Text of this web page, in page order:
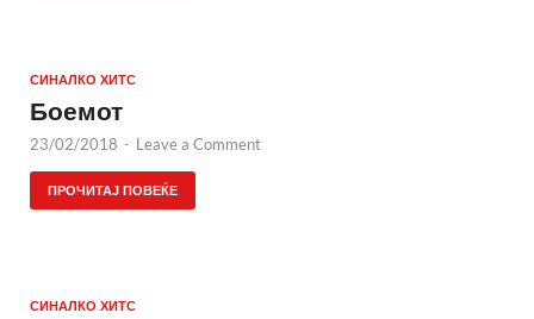
СИНАЛКО ХИТС
Боемот
23/02/2018 - Leave a Comment
ПРОЧИТАЈ ПОВЕЌЕ
СИНАЛКО ХИТС